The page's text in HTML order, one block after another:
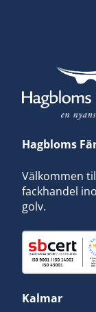
Hagbloms
Välkommen
fackhandel
golv.
Kalmar